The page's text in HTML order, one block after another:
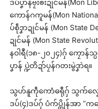
ဒပ်ပၞာန်ဗၠးၜးဍုင်မန်(Mon
ကောန်ဂကူမန်(Mon National
ပ်စဵုဒၞာဍုင်မန် (Mon State
ဍုင်မန် (Mon State
နဝါရဳ(၁၈-၂၀၂၄)ဂှ် ကၠောန်
ပၞာန် ပ္ဍဲတိဍာ်ပၠန်ဂတးမွဲဒၞာဲရ။
သွဟ်နူကဵုကောံဓရီုဂှ် သွက်လၟေင်
ဒပ်(၄)ဒပ်ဂှ် ပံက်ပ္တိုန်အာ “က